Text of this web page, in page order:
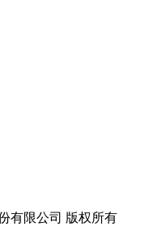
有限公司 版权所有